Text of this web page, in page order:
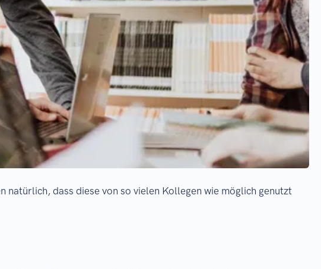
dass diese von so vielen Kollegen wie möglich genutzt